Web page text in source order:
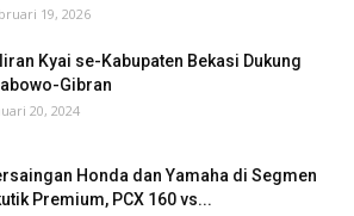
19, 2026
Kyai se-Kabupaten Bekasi Dukung
Gibran
20, 2024
Honda dan Yamaha di Segmen
Premium, PCX 160 vs...